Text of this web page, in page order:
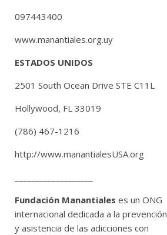
097443400
www.manantiales.org.uy
ESTADOS UNIDOS
2501 South Ocean Drive STE C11L
Hollywood, FL 33019
(786) 467-1216
http://www.manantialesUSA.org
Fundación Manantiales es un ONG
internacional dedicada a la prevención
y asistencia de las adicciones con